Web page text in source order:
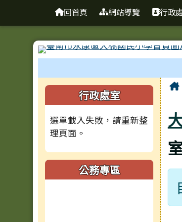
台南市大橋國小全
回首頁 網站導覽 行政
左邊區域內容
行政處室
選單載入失敗，請重新整
理頁面。
公務專區
(另開新視窗)
頁尾區域